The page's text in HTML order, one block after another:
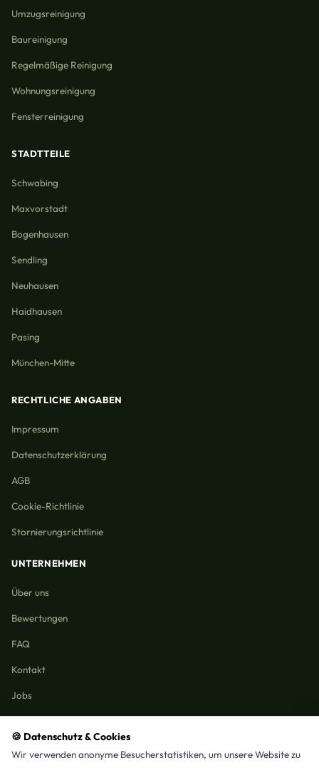
🍪 Datenschutz & Cookies
Wir verwenden anonyme Besucherstatistiken, um unsere Website zu
Umzugsreinigung
Baureinigung
Regelmäßige Reinigung
Wohnungsreinigung
Fensterreinigung
STADTTEILE
Schwabing
Maxvorstadt
Bogenhausen
Sendling
Neuhausen
Haidhausen
Pasing
München-Mitte
RECHTLICHE ANGABEN
Impressum
Datenschutzerklärung
AGB
Cookie-Richtlinie
Stornierungsrichtlinie
UNTERNEHMEN
Über uns
Bewertungen
FAQ
Kontakt
Jobs